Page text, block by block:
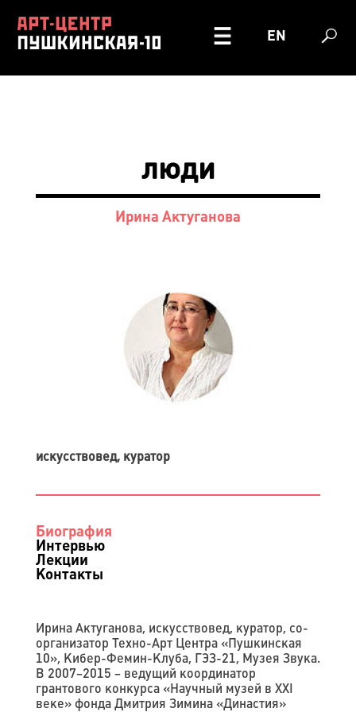
EN
люди
Ирина Актуганова
искусствовед, куратор
Биография
Интервью
Лекции
Контакты
Ирина Актуганова, искусствовед, куратор, со-
организатор Техно-Арт Центра «Пушкинская
10», Кибер-Фемин-Клуба, ГЭЗ-21, Музея Звука.
В 2007–2015 – ведущий координатор
грантового конкурса «Научный музей в XXI
веке» фонда Дмитрия Зимина «Династия»